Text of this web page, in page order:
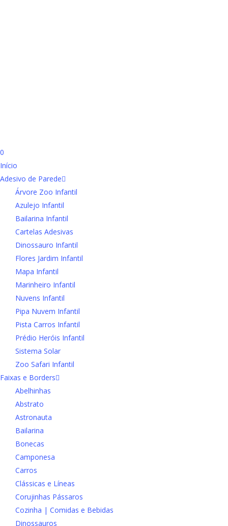
search
account
0
Menu
Início
Adesivo de Parede
Árvore Zoo Infantil
Azulejo Infantil
Bailarina Infantil
Cartelas Adesivas
Dinossauro Infantil
Flores Jardim Infantil
Mapa Infantil
Marinheiro Infantil
Nuvens Infantil
Pipa Nuvem Infantil
Pista Carros Infantil
Prédio Heróis Infantil
Sistema Solar
Zoo Safari Infantil
Faixas e Borders
Abelhinhas
Abstrato
Astronauta
Bailarina
Bonecas
Camponesa
Carros
Clássicas e Líneas
Corujinhas Pássaros
Cozinha | Comidas e Bebidas
Dinossauros